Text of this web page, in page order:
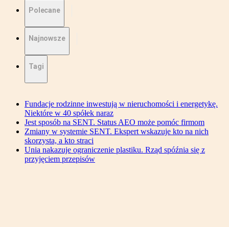
Polecane
Najnowsze
Tagi
Fundacje rodzinne inwestują w nieruchomości i energetykę.
Niektóre w 40 spółek naraz
Jest sposób na SENT. Status AEO może pomóc firmom
Zmiany w systemie SENT. Ekspert wskazuje kto na nich
skorzysta, a kto straci
Unia nakazuje ograniczenie plastiku. Rząd spóźnia się z
przyjęciem przepisów